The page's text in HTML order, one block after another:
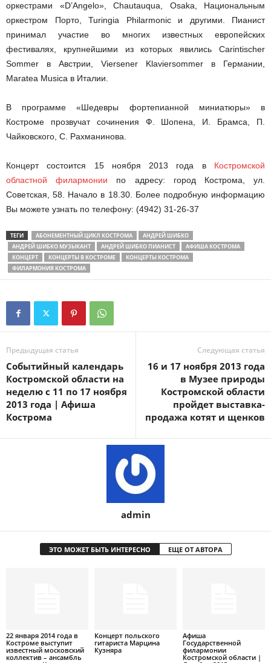
оркестрами «D’Angelo», Chautauqua, Osaka, Национальным
оркестром Порто, Turingia Philarmoniс и другими. Пианист
принимал участие во многих известных европейских
фестивалях, крупнейшими из которых явились Carintischer
Sommer в Австрии, Viersener Klaviersommer в Германии,
Maratea Musica в Италии.
В программе «Шедевры фортепианной миниатюры» в
Костроме прозвучат сочинения Ф. Шопена, И. Брамса, П.
Чайковского, С. Рахманинова.
Концерт состоится 15 ноября 2013 года в Костромской
областной филармонии по адресу: город Кострома, ул.
Советская, 58. Начало в 18.30. Более подробную информацию
Вы можете узнать по телефону: (4942) 31-26-37
ТЕГИ АБОНЕМЕНТНЫЙ ЦИКЛ КОСТРОМА
АНДРЕЙ ШИБКО
АНДРЕЙ ШИБКО МУЗЫКАНТ
АНДРЕЙ ШИБКО ПИАНИСТ
АФИША КОСТРОМА
КОНЦЕРТ
КОНЦЕРТЫ В КОСТРОМЕ
КОНЦЕРТЫ КОСТРОМА
ФИЛАРМОНИЯ КОСТРОМА
Предыдущая статья
Событийный календарь
Костромской области на
неделю с 11 по 17 ноября
2013 года | Афиша
Кострома
Следующая статья
16 и 17 ноября 2013 года
в Музее природы
Костромской области
пройдет выставка-
продажа котят и щенков
admin
ЭТО МОЖЕТ БЫТЬ ИНТЕРЕСНО ЕЩЕ ОТ АВТОРА
22 января 2014 года в
Костроме выступит
известный московский
коллектив – ансамбль
Концерт польского
гитариста Марцина
Кузняра
Афиша
Государственной
филармонии
Костромской области |